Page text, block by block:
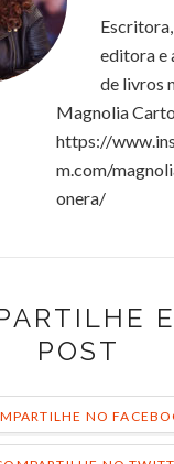
Escritora,
editora e
de livros
Magnolia
https://
m.com/
onera/
POST
NO